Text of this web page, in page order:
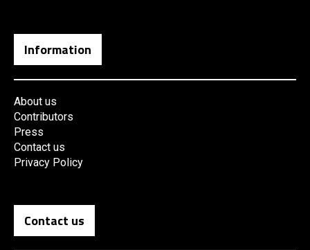
Information
About us
Contributors
Press
Contact us
Privacy Policy
Contact us